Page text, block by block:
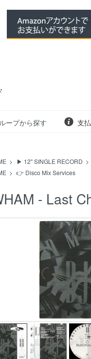
ープから探す 支
> ▶ 12" SINGLE RECORD >
> 👉 Disco Mix Services
- Last